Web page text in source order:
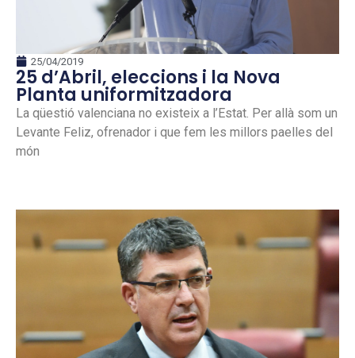
25/04/2019
25 d’Abril, eleccions i la Nova
Planta uniformitzadora
La qüestió valenciana no existeix a l’Estat. Per allà som un
Levante Feliz, ofrenador i que fem les millors paelles del
món